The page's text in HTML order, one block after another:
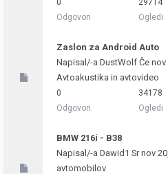
0
Odgovori
29714
Ogledi
Zaslon za Android Auto
Napisal/-a DustWolf Če
Avtoakustika in avtovideo
0
Odgovori
34178
Ogledi
BMW 216i - B38
Napisal/-a Dawid1 Sr nov
avtomobilov